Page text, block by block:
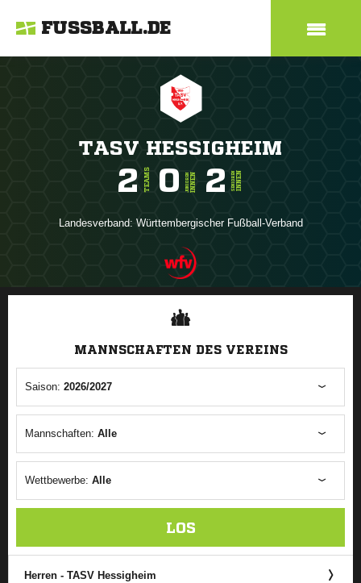
FUSSBALL.DE
TASV HESSIGHEIM
2 TEAMS 0 JUNIORENINNEN 2 SENIORENINNEN
Landesverband: Württembergischer Fußball-Verband
ANZEIGE
MANNSCHAFTEN DES VEREINS
Saison: 2026/2027
Mannschaften: Alle
Wettbewerbe: Alle
LOS
Herren - TASV Hessigheim